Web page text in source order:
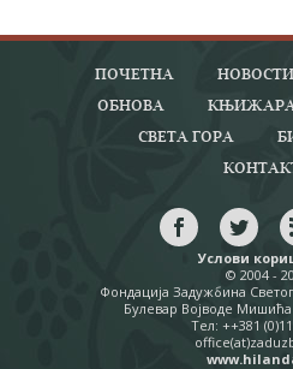
ПОЧЕТНА НОВОСТИ
ОБНОВА
СВЕТА ГОРА
Услови
© 2004 -
Фондација Задужбина
Булевар Војводе Мишића
Тел: ++381